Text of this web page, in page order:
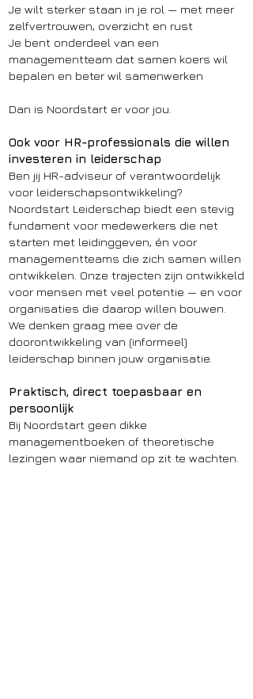
Je wilt sterker staan in je rol — met meer
zelfvertrouwen, overzicht en rust
Je bent onderdeel van een
managementteam dat samen koers wil
bepalen en beter wil samenwerken
Dan is Noordstart er voor jou.
Ook voor HR-professionals die willen
investeren in leiderschap
Ben jij HR-adviseur of verantwoordelijk
voor leiderschapsontwikkeling?
Noordstart Leiderschap biedt een stevig
fundament voor medewerkers die net
starten met leidinggeven, én voor
managementteams die zich samen willen
ontwikkelen. Onze trajecten zijn ontwikkeld
voor mensen met veel potentie — en voor
organisaties die daarop willen bouwen.
We denken graag mee over de
doorontwikkeling van (informeel)
leiderschap binnen jouw organisatie.
Praktisch, direct toepasbaar en
persoonlijk
Bij Noordstart geen dikke
managementboeken of theoretische
lezingen waar niemand op zit te wachten.